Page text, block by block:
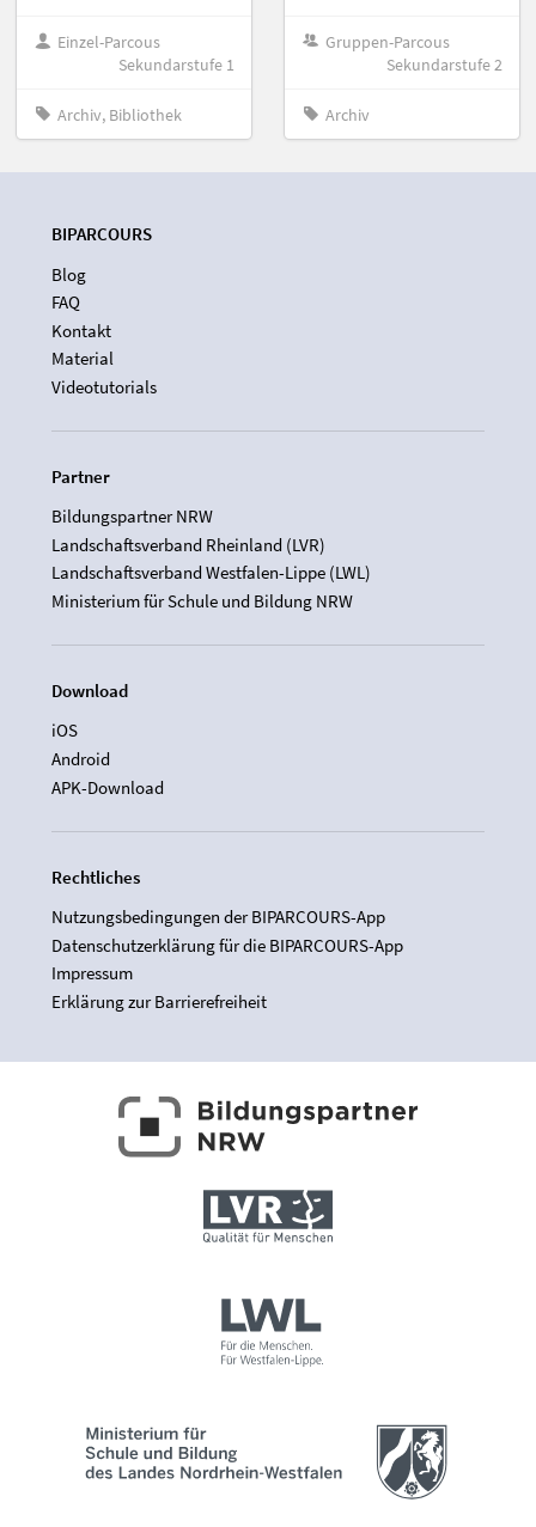
Einzel-Parcous
Sekundarstufe 1
Archiv, Bibliothek
Gruppen-Parcous
Sekundarstufe 2
Archiv
BIPARCOURS
Blog
FAQ
Kontakt
Material
Videotutorials
Partner
Bildungspartner NRW
Landschaftsverband Rheinland (LVR)
Landschaftsverband Westfalen-Lippe (LWL)
Ministerium für Schule und Bildung NRW
Download
iOS
Android
APK-Download
Rechtliches
Nutzungsbedingungen der BIPARCOURS-App
Datenschutzerklärung für die BIPARCOURS-App
Impressum
Erklärung zur Barrierefreiheit